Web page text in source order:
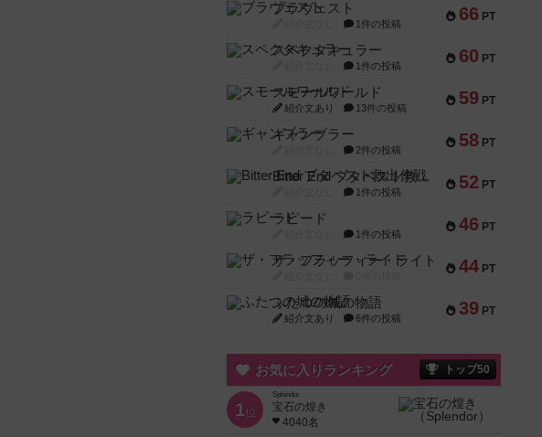
66 PT
ブラヴェスト
1件の投稿
60 PT
スペクタキュラー
1件の投稿
59 PT
スモールワールド
紹介文あり 13件の投稿
58 PT
ギャンブラー
2件の投稿
52 PT
Bitter End ブタペスト救出作戦
1件の投稿
46 PT
ラピード
1件の投稿
44 PT
ザ・フラッフィー・ライト
39 PT
ふたつの城の物語
紹介文あり 6件の投稿
お気に入りランキング トップ50
1位
Splendor
宝石の煌き
4040名